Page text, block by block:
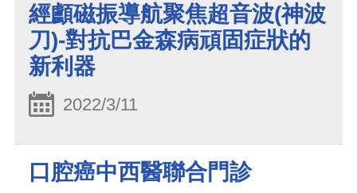
經顱磁振導航聚焦超音波(神波
刀)-對抗巴金森病頑固症狀的
新利器
2022/3/11
口腔癌中西醫聯合門診